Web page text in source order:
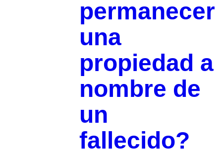
permanecer
una
propiedad a
nombre de
un
fallecido?